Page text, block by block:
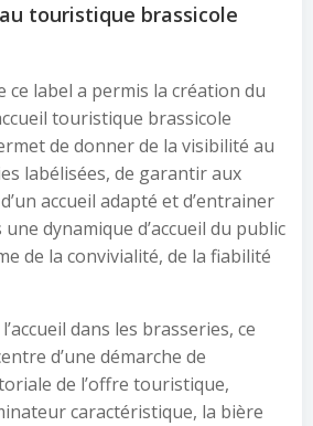
touristique brassicole
ce label a permis la création du
touristique brassicole
de donner de la visibilité au
labélisées, de garantir aux
accueil adapté et d’entrainer
dynamique d’accueil du public
de la convivialité, de la fiabilité
dans les brasseries, ce
d’une démarche de
de l’offre touristique,
caractéristique, la bière